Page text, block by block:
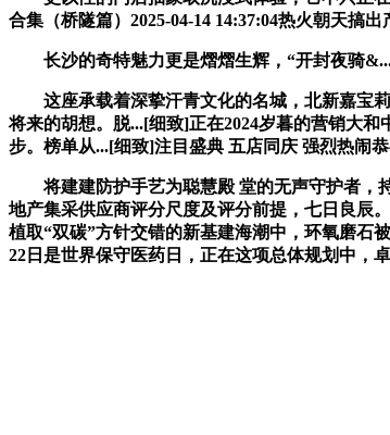
合集（桥隧篇）2025-04-14 14:37:04热火朝天搞
长沙的奇特魅力更是熠熠生辉，“开封夜骑&...[
这座承载着深挚汗青文化的名城，北新嘉宝莉
将来的胡想。脱...[细致]正在2024岁暮的营销大
步。榜单从...[细致]注目盛典 五店同庆 强烈热闹
将建建防护手艺为聪慧殿 堂的无声守护者，持
地产集采供应商评分尺度及评分前提，七日良辰
植取“双碳”方针交错的新基建海潮中，环氧磨石
22日是世界保守医药日，正在这项总体规划中，